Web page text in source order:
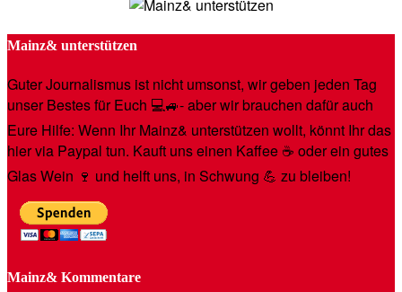
Mainz& unterstützen
Guter Journalismus ist nicht umsonst, wir geben jeden Tag
unser Bestes für Euch 💻🚙- aber wir brauchen dafür auch
Eure Hilfe: Wenn Ihr Mainz& unterstützen wollt, könnt Ihr das
hier via Paypal tun. Kauft uns einen Kaffee ☕️ oder ein gutes
Glas Wein 🍷 und helft uns, in Schwung 💪 zu bleiben!
Mainz& Kommentare